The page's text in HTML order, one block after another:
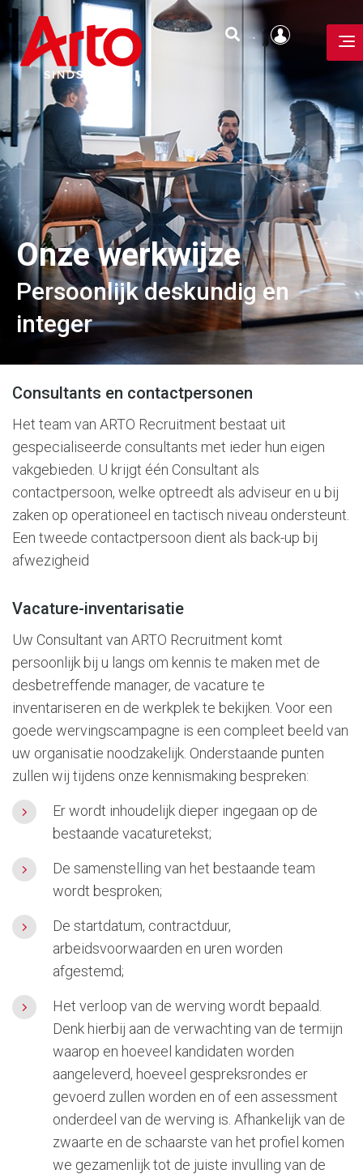
Onze werkwijze
Persoonlijk deskundig en
integer
Consultants en contactpersonen
Het team van ARTO Recruitment bestaat uit
gespecialiseerde consultants met ieder hun eigen
vakgebieden. U krijgt één Consultant als
contactpersoon, welke optreedt als adviseur en u bij
zaken op operationeel en tactisch niveau ondersteunt.
Een tweede contactpersoon dient als back-up bij
afwezigheid
Vacature-inventarisatie
Uw Consultant van ARTO Recruitment komt
persoonlijk bij u langs om kennis te maken met de
desbetreffende manager, de vacature te
inventariseren en de werkplek te bekijken. Voor een
goede wervingscampagne is een compleet beeld van
uw organisatie noodzakelijk. Onderstaande punten
zullen wij tijdens onze kennismaking bespreken:
Er wordt inhoudelijk dieper ingegaan op de
bestaande vacaturetekst;
De samenstelling van het bestaande team
wordt besproken;
De startdatum, contractduur,
arbeidsvoorwaarden en uren worden
afgestemd;
Het verloop van de werving wordt bepaald.
Denk hierbij aan de verwachting van de termijn
waarop en hoeveel kandidaten worden
aangeleverd, hoeveel gespreksrondes er
gevoerd zullen worden en of een assessment
onderdeel van de werving is. Afhankelijk van de
zwaarte en de schaarste van het profiel komen
we gezamenlijk tot de juiste invulling van de